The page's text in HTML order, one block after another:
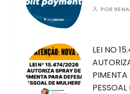
POR
LEI NO
PIMENTA
PESSOAL